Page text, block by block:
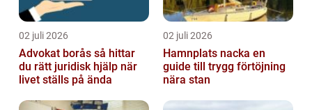
02 juli 2026
Advokat borås så hittar
du rätt juridisk hjälp när
livet ställs på ända
02 juli 2026
Hamnplats nacka en
guide till trygg förtöjning
nära stan